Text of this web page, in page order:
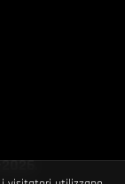
2026.